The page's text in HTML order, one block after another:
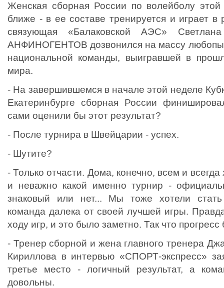
Женская сборная России по волейболу
ближе - в ее составе тренируется и играет в
связующая «Балаковской АЭС»
АНФИНОГЕНТОВ дозвонился на массу
национальной команды, выигравшей в
мира.
- На завершившемся в начале этой неделе
Екатеринбурге сборная России
сами оценили бы этот результат?
- После турнира в Швейцарии - успех.
- Шутите?
- Только отчасти. Дома, конечно, всем и всегда
и неважно какой именно турнир -
знаковый или нет... Мы тоже хотели
команда далека от своей лучшей игры.
ходу игр, и это было заметно. Так что
- Тренер сборной и жена главного тренера
Кириллова в интервью «СПОРТ-экспресс»
третье место - логичный результат, а
довольны.